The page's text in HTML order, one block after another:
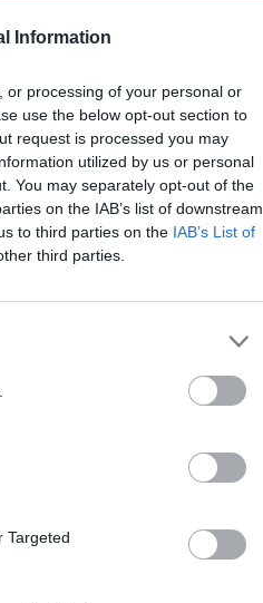
Information
or processing of your personal or
use the below opt-out section to
request is processed you may
utilized by us or personal
You may separately opt-out of the
on the IAB’s list of downstream
to third parties on the IAB’s List of
third parties.
Targeted